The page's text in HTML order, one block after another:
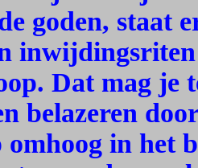
goden, staat
Dat mag je
belazeren
omhoog in het